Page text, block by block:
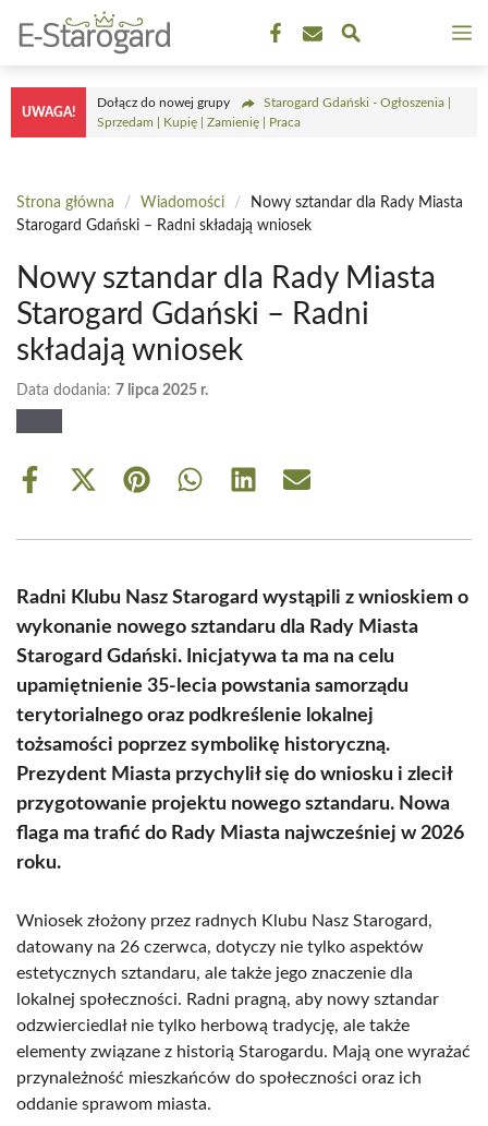
treści
UWAGA!
Dołącz do nowej grupy
Starogard Gdański - Ogłoszenia |
Sprzedam | Kupię | Zamienię | Praca
Strona główna / Wiadomości /
Nowy sztandar dla Rady Miasta
Starogard Gdański – Radni składają wniosek
Nowy sztandar dla Rady Miasta
Starogard Gdański – Radni
składają wniosek
Data dodania: 7 lipca 2025 r.
Share
Share
(Twitter)
Share Share Share Share
Radni Klubu Nasz Starogard wystąpili z wnioskiem o
wykonanie nowego sztandaru dla Rady Miasta
Starogard Gdański. Inicjatywa ta ma na celu
upamiętnienie 35-lecia powstania samorządu
terytorialnego oraz podkreślenie lokalnej
tożsamości poprzez symbolikę historyczną.
Prezydent Miasta przychylił się do wniosku i zlecił
przygotowanie projektu nowego sztandaru. Nowa
flaga ma trafić do Rady Miasta najwcześniej w 2026
roku.
Wniosek złożony przez radnych Klubu Nasz Starogard,
datowany na 26 czerwca, dotyczy nie tylko aspektów
estetycznych sztandaru, ale także jego znaczenie dla
lokalnej społeczności. Radni pragną, aby nowy sztandar
odzwierciedlał nie tylko herbową tradycję, ale także
elementy związane z historią Starogardu. Mają one wyrażać
przynależność mieszkańców do społeczności oraz ich
oddanie sprawom miasta.